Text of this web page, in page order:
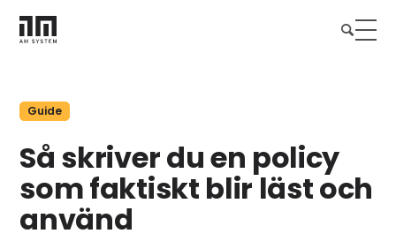
Guide
Så skriver du en policy
som faktiskt blir läst och
använd